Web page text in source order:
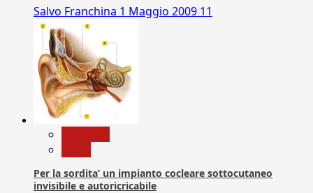
Salvo Franchina 1 Maggio 2009 11
Per la sordita’ un impianto cocleare sottocutaneo
invisibile e autoricricabile